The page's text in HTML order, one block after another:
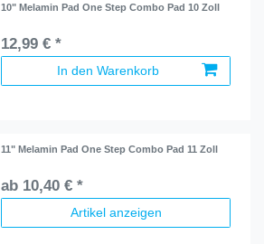
10" Melamin Pad One Step Combo Pad 10 Zoll
12,99 € *
In den Warenkorb
11" Melamin Pad One Step Combo Pad 11 Zoll
ab 10,40 € *
Artikel anzeigen